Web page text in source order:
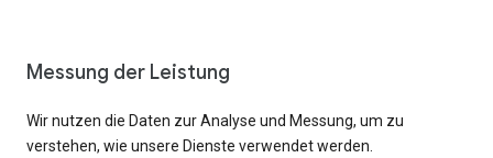
Messung der Leistung
Wir nutzen die Daten zur Analyse und Messung, um zu
verstehen, wie unsere Dienste verwendet werden.